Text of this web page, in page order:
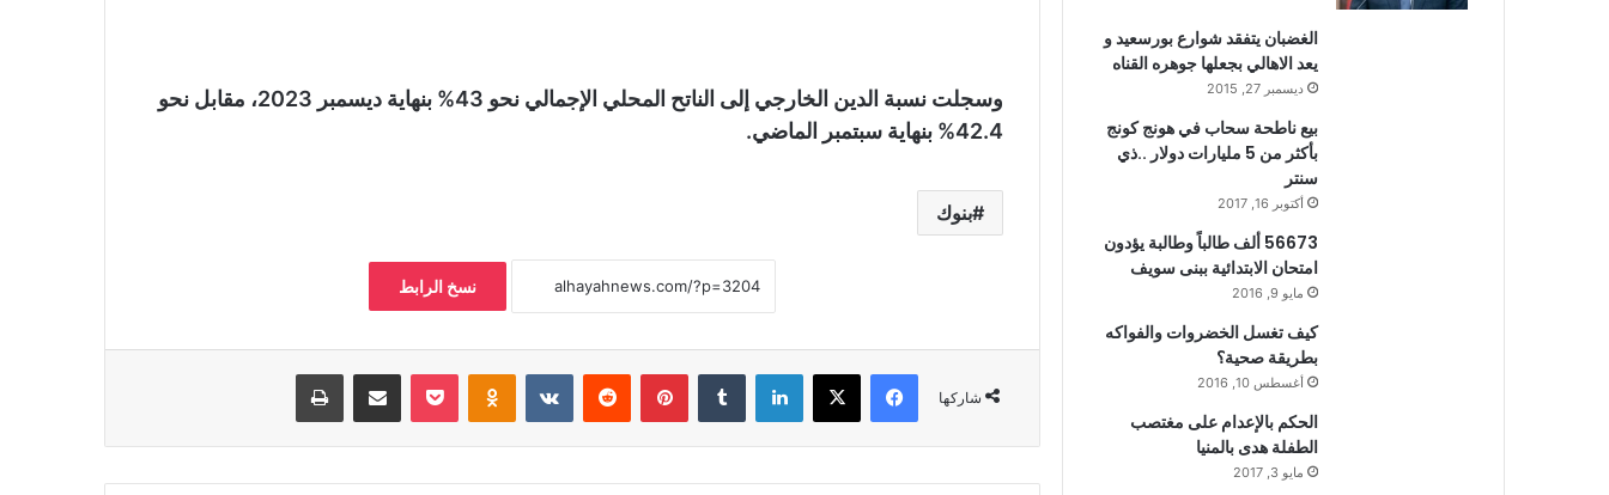
وسجلت نسبة الدين الخارجي إلى الناتح المحلي الإجمالي نحو 43% بنهاية ديسمبر 2023، مقابل نحو
42.4% بنهاية سبتمبر الماضي.
بنوك
نسخ الرابط
شاركها
فيسبوك لينكدإن بينتيريست بوكيت
الغضبان يتفقد شوارع بورسعيد و
يعد الاهالي بجعلها جوهره القناه
ديسمبر 27, 2015
بيع ناطحة سحاب في هونج كونج
بأكثر من 5 مليارات دولار ..ذي
سنتر
أكتوبر 16, 2017
56673 ألف طالباً وطالبة يؤدون
امتحان الابتدائية ببنى سويف
مايو 9, 2016
كيف تغسل الخضروات والفواكه
بطريقة صحية؟
أغسطس 10, 2016
الحكم بالإعدام على مغتصب
الطفلة هدى بالمنيا
مايو 3, 2017